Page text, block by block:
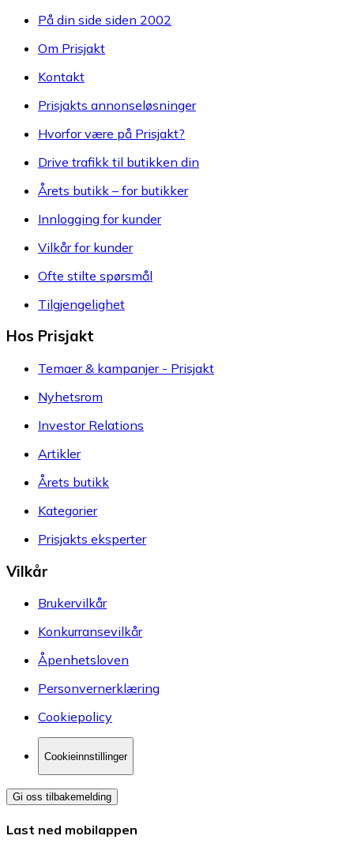
På din side siden 2002
Om Prisjakt
Kontakt
Prisjakts annonseløsninger
Hvorfor være på Prisjakt?
Drive trafikk til butikken din
Årets butikk – for butikker
Innlogging for kunder
Vilkår for kunder
Ofte stilte spørsmål
Tilgjengelighet
Hos Prisjakt
Temaer & kampanjer - Prisjakt
Nyhetsrom
Investor Relations
Artikler
Årets butikk
Kategorier
Prisjakts eksperter
Vilkår
Brukervilkår
Konkurransevilkår
Åpenhetsloven
Personvernerklæring
Cookiepolicy
Cookieinnstillinger
Gi oss tilbakemelding
Last ned mobilappen